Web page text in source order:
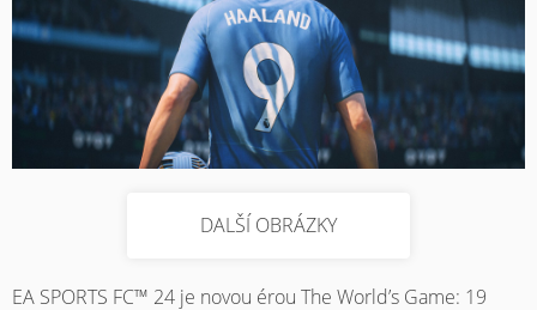
DALŠÍ OBRÁZKY
EA SPORTS FC™ 24 je novou érou The World’s Game: 19